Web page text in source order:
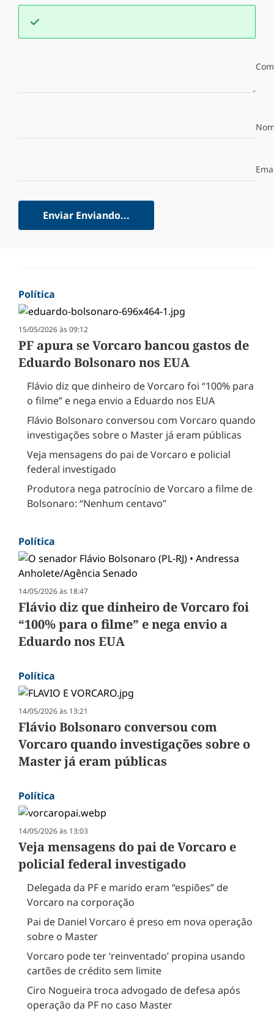
Enviar Enviando...
Política
15/05/2026 às 09:12
PF apura se Vorcaro bancou gastos de
Eduardo Bolsonaro nos EUA
Flávio diz que dinheiro de Vorcaro foi “100% para
o filme” e nega envio a Eduardo nos EUA
Flávio Bolsonaro conversou com Vorcaro quando
investigações sobre o Master já eram públicas
Veja mensagens do pai de Vorcaro e policial
federal investigado
Produtora nega patrocínio de Vorcaro a filme de
Bolsonaro: “Nenhum centavo”
Política
14/05/2026 às 18:47
Flávio diz que dinheiro de Vorcaro foi
“100% para o filme” e nega envio a
Eduardo nos EUA
Política
14/05/2026 às 13:21
Flávio Bolsonaro conversou com
Vorcaro quando investigações sobre o
Master já eram públicas
Política
14/05/2026 às 13:03
Veja mensagens do pai de Vorcaro e
policial federal investigado
Delegada da PF e marido eram “espiões” de
Vorcaro na corporação
Pai de Daniel Vorcaro é preso em nova operação
sobre o Master
Vorcaro pode ter ‘reinventado’ propina usando
cartões de crédito sem limite
Ciro Nogueira troca advogado de defesa após
operação da PF no caso Master